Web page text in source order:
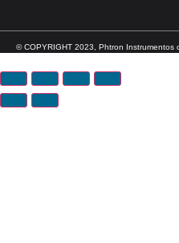
© COPYRIGHT 2023, Phtron Instrumentos